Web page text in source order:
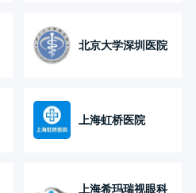
北京大学深圳医院
上海虹桥医院
上海希玛瑞视眼科